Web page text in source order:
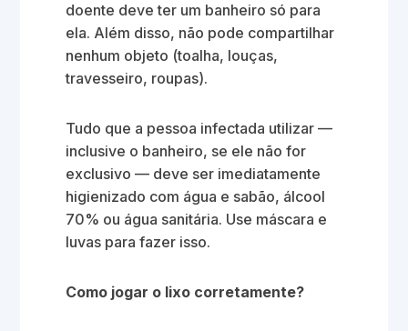
doente deve ter um banheiro só para
ela. Além disso, não pode compartilhar
nenhum objeto (toalha, louças,
travesseiro, roupas).
Tudo que a pessoa infectada utilizar —
inclusive o banheiro, se ele não for
exclusivo — deve ser imediatamente
higienizado com água e sabão, álcool
70% ou água sanitária. Use máscara e
luvas para fazer isso.
Como jogar o lixo corretamente?